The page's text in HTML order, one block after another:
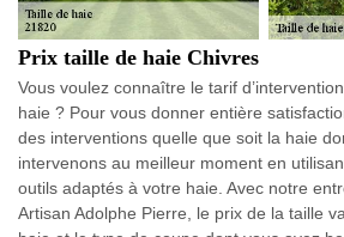
Prix taille de haie Chivres
Vous voulez connaître le tarif
haie ? Pour vous donner entière
des interventions quelle que soit la haie
intervenons au meilleur moment en
outils adaptés à votre haie. Avec notre
Artisan Adolphe Pierre, le prix de la taille